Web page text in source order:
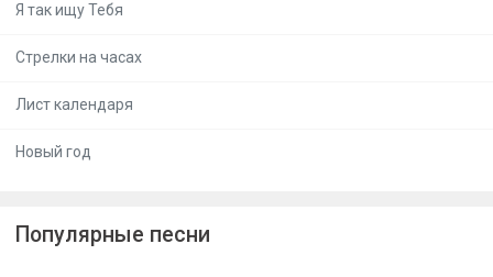
Я так ищу Тебя
Стрелки на часах
Лист календаря
Новый год
Популярные песни